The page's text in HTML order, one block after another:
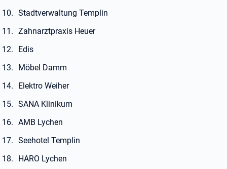
Stadtverwaltung Templin
Zahnarztpraxis Heuer
Edis
Möbel Damm
Elektro Weiher
SANA Klinikum
AMB Lychen
Seehotel Templin
HARO Lychen